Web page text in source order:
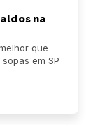
na
que
em SP